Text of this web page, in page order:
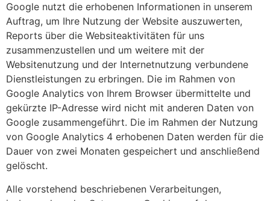
Google nutzt die erhobenen Informationen in unserem
Auftrag, um Ihre Nutzung der Website auszuwerten,
Reports über die Websiteaktivitäten für uns
zusammenzustellen und um weitere mit der
Websitenutzung und der Internetnutzung verbundene
Dienstleistungen zu erbringen. Die im Rahmen von
Google Analytics von Ihrem Browser übermittelte und
gekürzte IP-Adresse wird nicht mit anderen Daten von
Google zusammengeführt. Die im Rahmen der Nutzung
von Google Analytics 4 erhobenen Daten werden für die
Dauer von zwei Monaten gespeichert und anschließend
gelöscht.
Alle vorstehend beschriebenen Verarbeitungen,